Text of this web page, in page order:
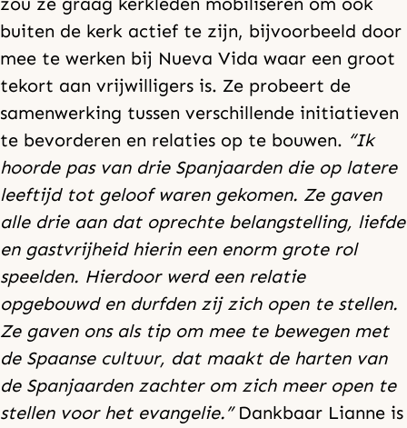
buiten de kerk actief te zijn, bijvoorbeeld door
mee te werken bij Nueva Vida waar een groot
tekort aan vrijwilligers is. Ze probeert de
samenwerking tussen verschillende initiatieven
te bevorderen en relaties op te bouwen. “Ik
hoorde pas van drie Spanjaarden die op latere
leeftijd tot geloof waren gekomen. Ze gaven
alle drie aan dat oprechte belangstelling, liefde
en gastvrijheid hierin een enorm grote rol
speelden. Hierdoor werd een relatie
opgebouwd en durfden zij zich open te stellen.
Ze gaven ons als tip om mee te bewegen met
de Spaanse cultuur, dat maakt de harten van
de Spanjaarden zachter om zich meer open te
stellen voor het evangelie.”Dankbaar Lianne is